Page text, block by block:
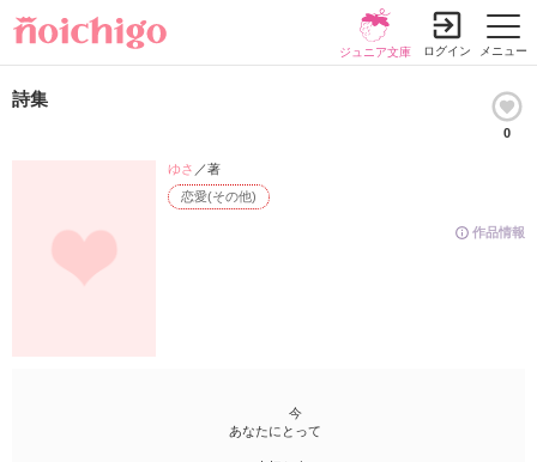
メニュー
ジュニア文庫 ログイン
詩集
0
作品情報
恋愛(その他)
ゆさ ／著
今
あなたにとって